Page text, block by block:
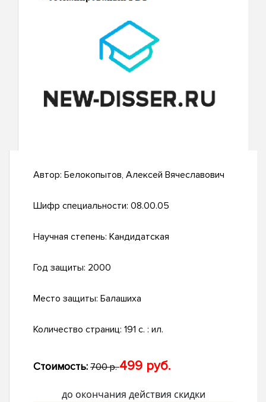
Автор: Белокопытов, Алексей Вячеславович
Шифр специальности: 08.00.05
Научная степень: Кандидатская
Год защиты: 2000
Место защиты: Балашиха
Количество страниц: 191 с. : ил.
Стоимость: 700 р.499 руб.
до окончания действия скидки